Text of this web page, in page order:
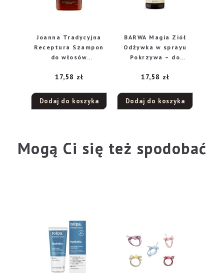
Joanna Tradycyjna
Receptura Szampon
do włosów
i Pokrzywa 300ml
17,58 zł
Dodaj do koszyka
BARWA Magia Ziół
Odżywka w sprayu
Pokrzywa – do
przetłuszczających
17,58 zł
Dodaj do koszyka
Mogą Ci się też spodobać